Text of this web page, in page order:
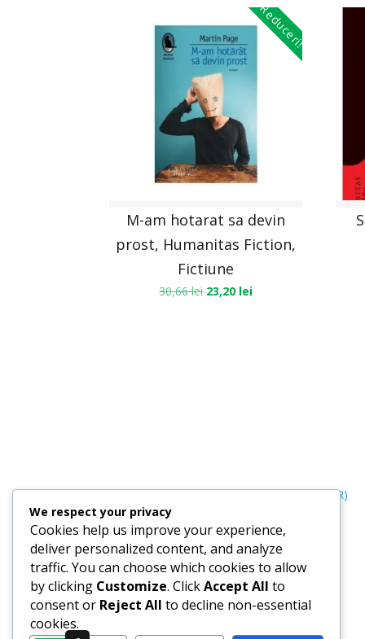
Reduceri!
M-am hotarat sa devin
prost, Humanitas Fiction,
Fictiune
30,66lei 23,20 lei
Termeni, Condiții & Protecția Datelor (GDPR)
We respect your privacy
Cookies help us improve your experience,
deliver personalized content, and analyze
traffic. You can choose which cookies to allow
by clicking Customize. ClickAccept All to
consent or Reject All to decline non-essential
cookies.